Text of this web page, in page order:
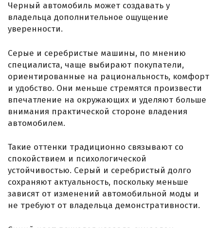
Черный автомобиль может создавать у
владельца дополнительное ощущение
уверенности.
Серые и серебристые машины, по мнению
специалиста, чаще выбирают покупатели,
ориентированные на рациональность, комфорт
и удобство. Они меньше стремятся произвести
впечатление на окружающих и уделяют больше
внимания практической стороне владения
автомобилем.
Такие оттенки традиционно связывают со
спокойствием и психологической
устойчивостью. Серый и серебристый долго
сохраняют актуальность, поскольку меньше
зависят от изменений автомобильной моды и
не требуют от владельца демонстративности.